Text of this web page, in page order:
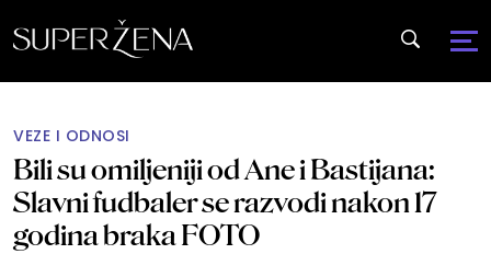
VEZE I ODNOSI
Bili su omiljeniji od Ane i Bastijana:
Slavni fudbaler se razvodi nakon 17
godina braka FOTO